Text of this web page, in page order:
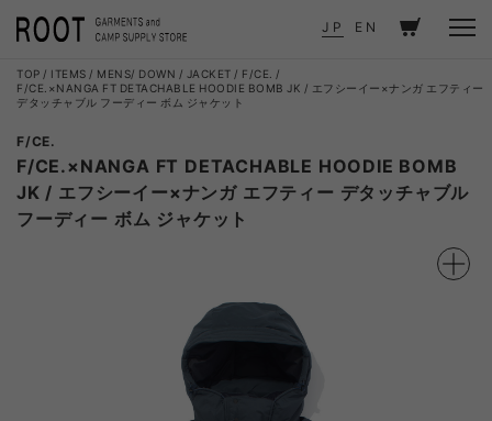
JP EN
TOP ITEMS MENS DOWN / JACKET
F/CE.
F/CE.×NANGA FT DETACHABLE HOODIE BOMB JK / エフシーイー×ナンガ エフティー
デタッチャブル フーディー ボム ジャケット
F/CE.
F/CE.×NANGA FT DETACHABLE HOODIE BOMB
JK / エフシーイー×ナンガ エフティー デタッチャブル
フーディー ボム ジャケット